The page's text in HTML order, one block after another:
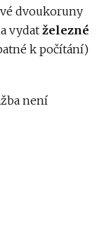
dvoukoruny
vydatželezné
k počítání)
není